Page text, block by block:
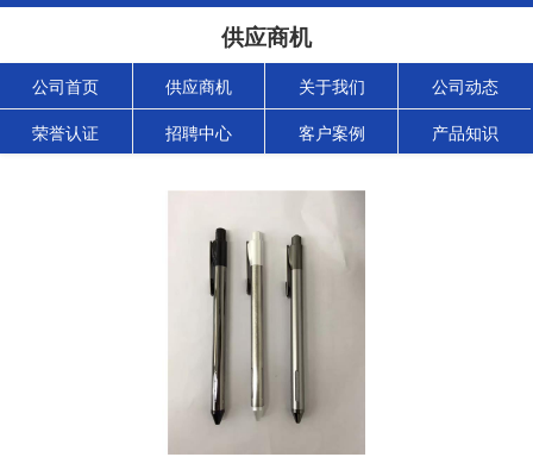
供应商机
公司首页 供应商机 关于我们 公司动态
荣誉认证 招聘中心 客户案例 产品知识